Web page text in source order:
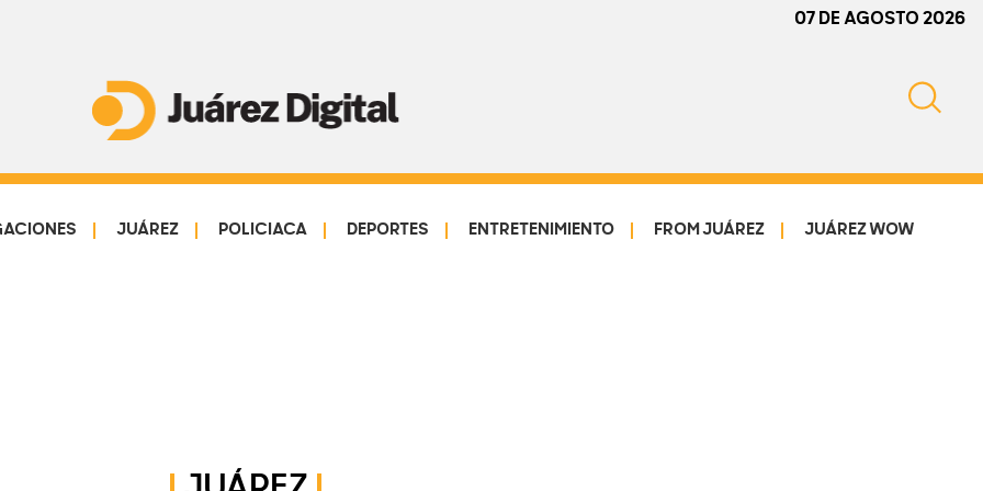
07 DE AGOSTO 2026
Digital
y
protegemos
JUÁREZ POLICIACA DEPORTES ENTRETENIMIENTO FROM JUÁREZ JUÁREZ WOW